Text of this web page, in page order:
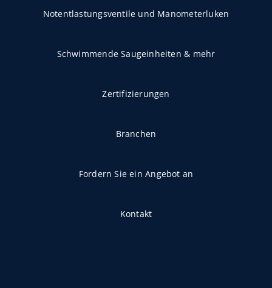
Notentlastungsventile und Manometerluken
Schwimmende Saugeinheiten & mehr
Zertifizierungen
Branchen
Fordern Sie ein Angebot an
Kontakt